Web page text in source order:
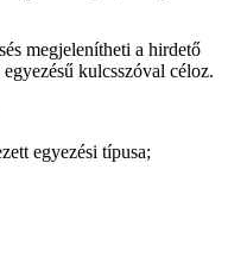
megjelenítheti a hirdető
kulcsszóval céloz.
egyezési típusa;